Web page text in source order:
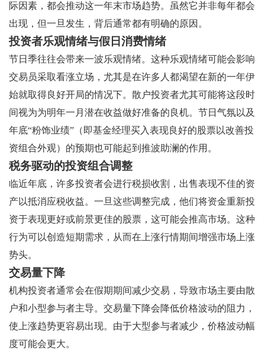
际因素，都会推动这一年末市场趋势。虽然它并非每年都会
出现，但一旦发生，背后通常都有明确的原因。
投资者乐观情绪与假日消费情绪
节日季往往会带来一波乐观情绪。这种乐观情绪可能会影响
交易员采取看涨立场，尤其是在许多人都渴望在新的一年伊
始就取得良好开局的情况下。散户投资者尤其可能将这段时
间视为为明年一月潜在收益做好准备的良机。节日气氛以及
年底“粉饰业绩”（即基金经理买入表现良好的股票以改善投
资组合外观）的预期也可能起到推波助澜的作用。
税务驱动的投资组合调整
临近年底，许多投资者会进行税损收割，出售表现不佳的资
产以抵消应税收益。一旦这些调整完成，他们将资金重新投
资于表现更好或前景更佳的股票，这可能会推高市场。这种
行为可以创造短期需求，从而在上涨行情期间增强市场上涨
势头。
交易量下降
机构投资者通常会在假期期间减少交易，导致市场主要由散
户和小型参与者主导。交易量下降会降低价格波动的阻力，
使上涨趋势更容易出现。由于大型参与者减少，价格波动幅
度可能会更大。